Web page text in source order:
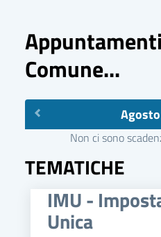
Comune...
Non ci sono
TEMATICHE
IMU -
Unica